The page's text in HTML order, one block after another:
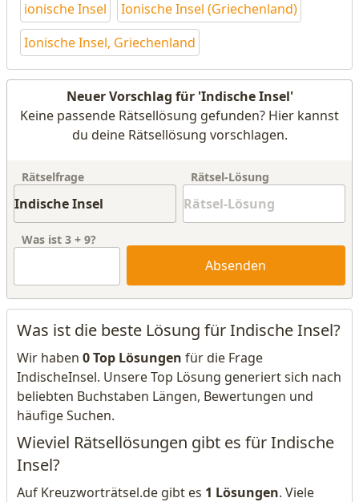
ionische Insel
Ionische Insel (Griechenland)
Ionische Insel, Griechenland
Neuer Vorschlag für 'Indische Insel'
Keine passende Rätsellösung gefunden? Hier kannst
du deine Rätsellösung vorschlagen.
Rätselfrage Rätsel-Lösung
Was ist 3 + 9?
Absenden
Was ist die beste Lösung für Indische Insel?
Wir haben 0 Top Lösungen für die Frage
IndischeInsel. Unsere Top Lösung generiert sich nach
beliebten Buchstaben Längen, Bewertungen und
häufige Suchen.
Wieviel Rätsellösungen gibt es für Indische
Insel?
Auf Kreuzworträtsel.de gibt es 1 Lösungen. Viele